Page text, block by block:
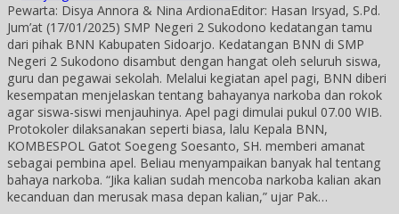
Pewarta: Disya Annora & Nina ArdionaEditor: Hasan Irsyad, S.Pd.
Jum’at (17/01/2025) SMP Negeri 2 Sukodono kedatangan tamu
dari pihak BNN Kabupaten Sidoarjo. Kedatangan BNN di SMP
Negeri 2 Sukodono disambut dengan hangat oleh seluruh siswa,
guru dan pegawai sekolah. Melalui kegiatan apel pagi, BNN diberi
kesempatan menjelaskan tentang bahayanya narkoba dan rokok
agar siswa-siswi menjauhinya. Apel pagi dimulai pukul 07.00 WIB.
Protokoler dilaksanakan seperti biasa, lalu Kepala BNN,
KOMBESPOL Gatot Soegeng Soesanto, SH. memberi amanat
sebagai pembina apel. Beliau menyampaikan banyak hal tentang
bahaya narkoba. “Jika kalian sudah mencoba narkoba kalian akan
kecanduan dan merusak masa depan kalian,” ujar Pak…